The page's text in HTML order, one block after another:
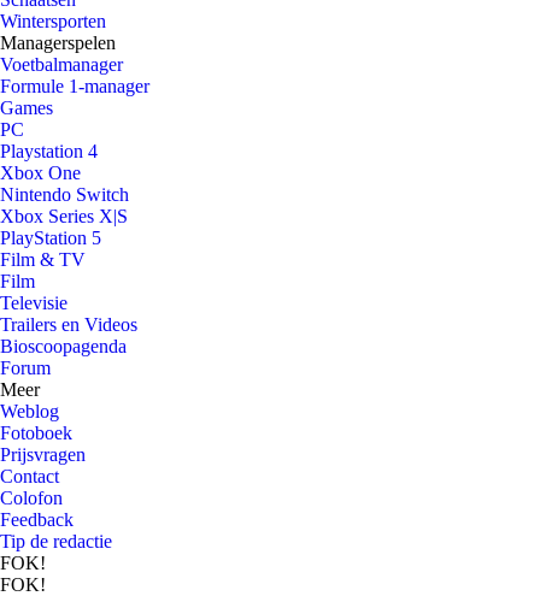
Wintersporten
Managerspelen
Voetbalmanager
Formule 1-manager
Games
PC
Playstation 4
Xbox One
Nintendo Switch
Xbox Series X|S
PlayStation 5
Film & TV
Film
Televisie
Trailers en Videos
Bioscoopagenda
Forum
Meer
Weblog
Fotoboek
Prijsvragen
Contact
Colofon
Feedback
Tip de redactie
FOK!
FOK!